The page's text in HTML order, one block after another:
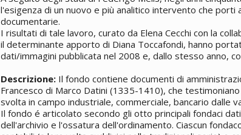
l'esigenza di un nuovo e più analitico intervento che porti
documentarie.
I risultati di tale lavoro, curato da Elena Cecchi con la
il determinante apporto di Diana Toccafondi, hanno
dati/immagini pubblicata nel 2008 e, dallo stesso anno,
Descrizione: Il fondo contiene documenti di
Francesco di Marco Datini (1335-1410), che
svolta in campo industriale, commerciale, bancario dalle
Il fondo é articolato secondo gli otto principali fondaci
dell'archivio e l'ossatura dell'ordinamento. Ciascun